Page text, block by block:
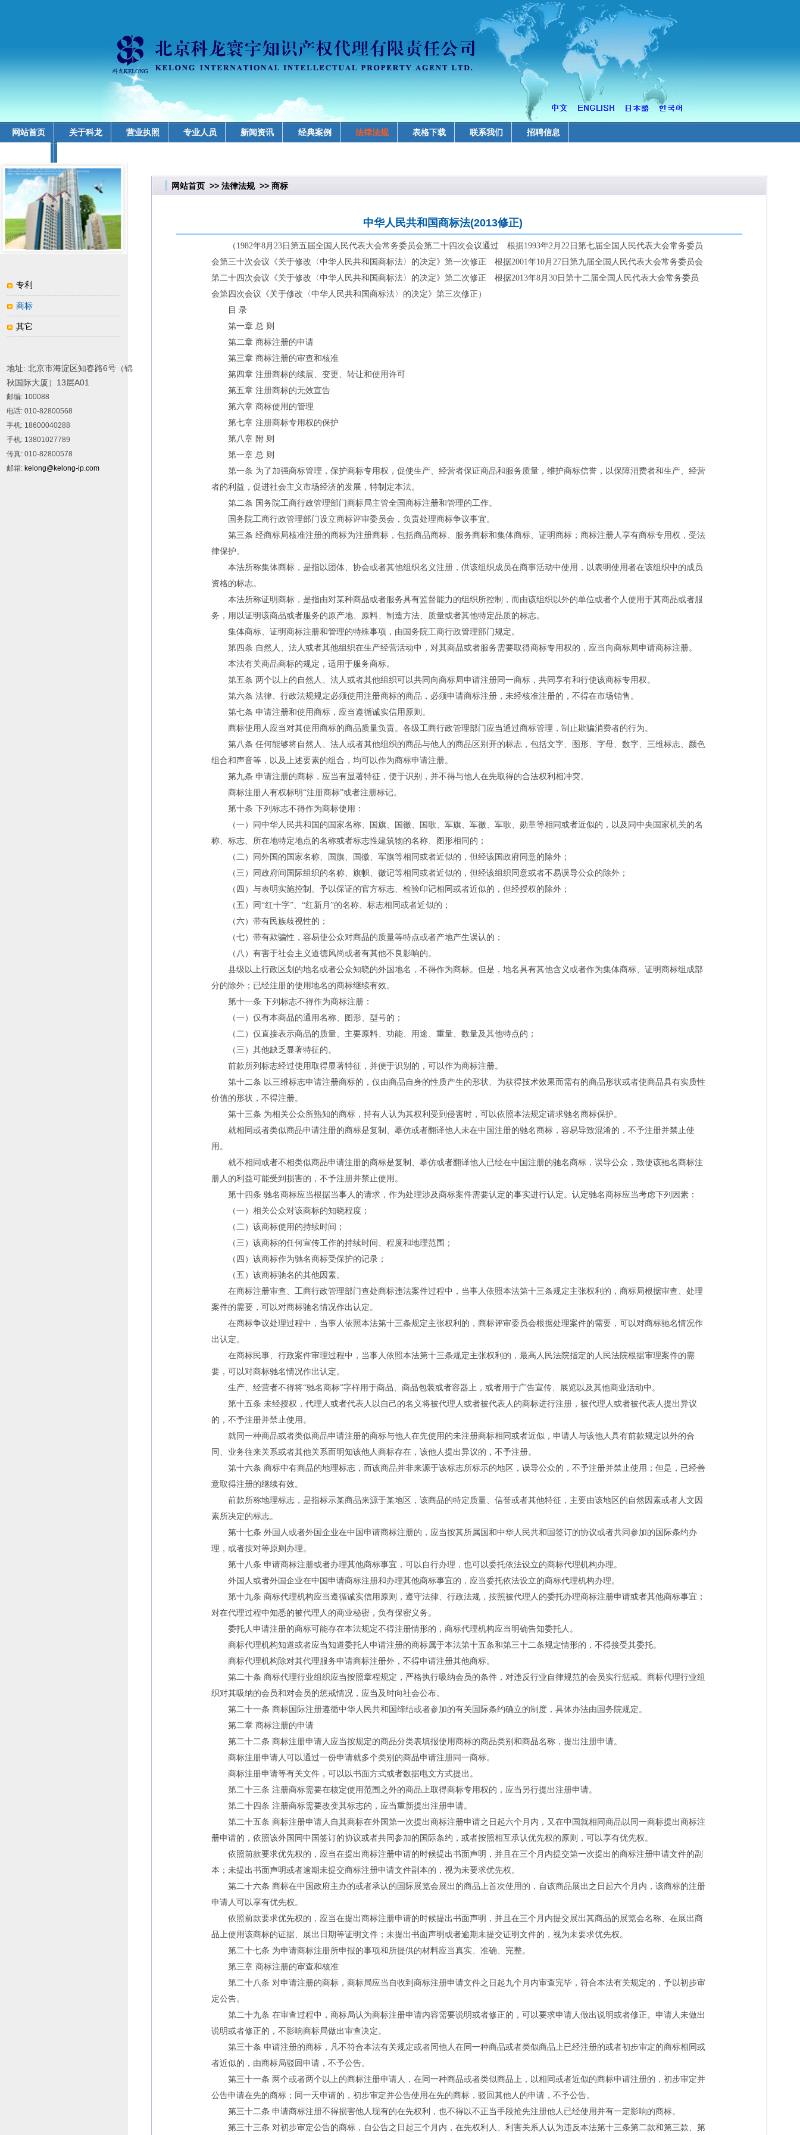
网站首页 关于科龙 营业执照 专业人员 新闻资讯 经典案例 法律法规 表格下载 联系我们 招聘信息
专利
商标
其它
地址: 北京市海淀区知春路6号（锦
秋国际大厦）13层A01
邮编: 100088
电话: 010-82800568
手机: 18600040288
手机: 13801027789
传真: 010-82800578
邮箱: kelong@kelong-ip.com
网站首页 >> 法律法规>> 商标
中华人民共和国商标法(2013修正)
（1982年8月23日第五届全国人民代表大会常务委员会第二十四次会议通过 根据1993年2月22日第七届全国人民代表大会常务委员
会第三十次会议《关于修改〈中华人民共和国商标法〉的决定》第一次修正 根据2001年10月27日第九届全国人民代表大会常务委员会
第二十四次会议《关于修改〈中华人民共和国商标法〉的决定》第二次修正 根据2013年8月30日第十二届全国人民代表大会常务委员
会第四次会议《关于修改〈中华人民共和国商标法〉的决定》第三次修正）
目 录
第一章 总 则
第二章 商标注册的申请
第三章 商标注册的审查和核准
第四章 注册商标的续展、变更、转让和使用许可
第五章 注册商标的无效宣告
第六章 商标使用的管理
第七章 注册商标专用权的保护
第八章 附 则
第一章 总 则
第一条 为了加强商标管理，保护商标专用权，促使生产、经营者保证商品和服务质量，维护商标信誉，以保障消费者和生产、经营
者的利益，促进社会主义市场经济的发展，特制定本法。
第二条 国务院工商行政管理部门商标局主管全国商标注册和管理的工作。
国务院工商行政管理部门设立商标评审委员会，负责处理商标争议事宜。
第三条 经商标局核准注册的商标为注册商标，包括商品商标、服务商标和集体商标、证明商标；商标注册人享有商标专用权，受法
律保护。
本法所称集体商标，是指以团体、协会或者其他组织名义注册，供该组织成员在商事活动中使用，以表明使用者在该组织中的成员
资格的标志。
本法所称证明商标，是指由对某种商品或者服务具有监督能力的组织所控制，而由该组织以外的单位或者个人使用于其商品或者服
务，用以证明该商品或者服务的原产地、原料、制造方法、质量或者其他特定品质的标志。
集体商标、证明商标注册和管理的特殊事项，由国务院工商行政管理部门规定。
第四条 自然人、法人或者其他组织在生产经营活动中，对其商品或者服务需要取得商标专用权的，应当向商标局申请商标注册。
本法有关商品商标的规定，适用于服务商标。
第五条 两个以上的自然人、法人或者其他组织可以共同向商标局申请注册同一商标，共同享有和行使该商标专用权。
第六条 法律、行政法规规定必须使用注册商标的商品，必须申请商标注册，未经核准注册的，不得在市场销售。
第七条 申请注册和使用商标，应当遵循诚实信用原则。
商标使用人应当对其使用商标的商品质量负责。各级工商行政管理部门应当通过商标管理，制止欺骗消费者的行为。
第八条 任何能够将自然人、法人或者其他组织的商品与他人的商品区别开的标志，包括文字、图形、字母、数字、三维标志、颜色
组合和声音等，以及上述要素的组合，均可以作为商标申请注册。
第九条 申请注册的商标，应当有显著特征，便于识别，并不得与他人在先取得的合法权利相冲突。
商标注册人有权标明“注册商标”或者注册标记。
第十条 下列标志不得作为商标使用：
（一）同中华人民共和国的国家名称、国旗、国徽、国歌、军旗、军徽、军歌、勋章等相同或者近似的，以及同中央国家机关的名
称、标志、所在地特定地点的名称或者标志性建筑物的名称、图形相同的；
（二）同外国的国家名称、国旗、国徽、军旗等相同或者近似的，但经该国政府同意的除外；
（三）同政府间国际组织的名称、旗帜、徽记等相同或者近似的，但经该组织同意或者不易误导公众的除外；
（四）与表明实施控制、予以保证的官方标志、检验印记相同或者近似的，但经授权的除外；
（五）同“红十字”、“红新月”的名称、标志相同或者近似的；
（六）带有民族歧视性的；
（七）带有欺骗性，容易使公众对商品的质量等特点或者产地产生误认的；
（八）有害于社会主义道德风尚或者有其他不良影响的。
县级以上行政区划的地名或者公众知晓的外国地名，不得作为商标。但是，地名具有其他含义或者作为集体商标、证明商标组成部
分的除外；已经注册的使用地名的商标继续有效。
第十一条 下列标志不得作为商标注册：
（一）仅有本商品的通用名称、图形、型号的；
（二）仅直接表示商品的质量、主要原料、功能、用途、重量、数量及其他特点的；
（三）其他缺乏显著特征的。
前款所列标志经过使用取得显著特征，并便于识别的，可以作为商标注册。
第十二条 以三维标志申请注册商标的，仅由商品自身的性质产生的形状、为获得技术效果而需有的商品形状或者使商品具有实质性
价值的形状，不得注册。
第十三条 为相关公众所熟知的商标，持有人认为其权利受到侵害时，可以依照本法规定请求驰名商标保护。
就相同或者类似商品申请注册的商标是复制、摹仿或者翻译他人未在中国注册的驰名商标，容易导致混淆的，不予注册并禁止使
用。
就不相同或者不相类似商品申请注册的商标是复制、摹仿或者翻译他人已经在中国注册的驰名商标，误导公众，致使该驰名商标注
册人的利益可能受到损害的，不予注册并禁止使用。
第十四条 驰名商标应当根据当事人的请求，作为处理涉及商标案件需要认定的事实进行认定。认定驰名商标应当考虑下列因素：
（一）相关公众对该商标的知晓程度；
（二）该商标使用的持续时间；
（三）该商标的任何宣传工作的持续时间、程度和地理范围；
（四）该商标作为驰名商标受保护的记录；
（五）该商标驰名的其他因素。
在商标注册审查、工商行政管理部门查处商标违法案件过程中，当事人依照本法第十三条规定主张权利的，商标局根据审查、处理
案件的需要，可以对商标驰名情况作出认定。
在商标争议处理过程中，当事人依照本法第十三条规定主张权利的，商标评审委员会根据处理案件的需要，可以对商标驰名情况作
出认定。
在商标民事、行政案件审理过程中，当事人依照本法第十三条规定主张权利的，最高人民法院指定的人民法院根据审理案件的需
要，可以对商标驰名情况作出认定。
生产、经营者不得将“驰名商标”字样用于商品、商品包装或者容器上，或者用于广告宣传、展览以及其他商业活动中。
第十五条 未经授权，代理人或者代表人以自己的名义将被代理人或者被代表人的商标进行注册，被代理人或者被代表人提出异议
的，不予注册并禁止使用。
就同一种商品或者类似商品申请注册的商标与他人在先使用的未注册商标相同或者近似，申请人与该他人具有前款规定以外的合
同、业务往来关系或者其他关系而明知该他人商标存在，该他人提出异议的，不予注册。
第十六条 商标中有商品的地理标志，而该商品并非来源于该标志所标示的地区，误导公众的，不予注册并禁止使用；但是，已经善
意取得注册的继续有效。
前款所称地理标志，是指标示某商品来源于某地区，该商品的特定质量、信誉或者其他特征，主要由该地区的自然因素或者人文因
素所决定的标志。
第十七条 外国人或者外国企业在中国申请商标注册的，应当按其所属国和中华人民共和国签订的协议或者共同参加的国际条约办
理，或者按对等原则办理。
第十八条 申请商标注册或者办理其他商标事宜，可以自行办理，也可以委托依法设立的商标代理机构办理。
外国人或者外国企业在中国申请商标注册和办理其他商标事宜的，应当委托依法设立的商标代理机构办理。
第十九条 商标代理机构应当遵循诚实信用原则，遵守法律、行政法规，按照被代理人的委托办理商标注册申请或者其他商标事宜；
对在代理过程中知悉的被代理人的商业秘密，负有保密义务。
委托人申请注册的商标可能存在本法规定不得注册情形的，商标代理机构应当明确告知委托人。
商标代理机构知道或者应当知道委托人申请注册的商标属于本法第十五条和第三十二条规定情形的，不得接受其委托。
商标代理机构除对其代理服务申请商标注册外，不得申请注册其他商标。
第二十条 商标代理行业组织应当按照章程规定，严格执行吸纳会员的条件，对违反行业自律规范的会员实行惩戒。商标代理行业组
织对其吸纳的会员和对会员的惩戒情况，应当及时向社会公布。
第二十一条 商标国际注册遵循中华人民共和国缔结或者参加的有关国际条约确立的制度，具体办法由国务院规定。
第二章 商标注册的申请
第二十二条 商标注册申请人应当按规定的商品分类表填报使用商标的商品类别和商品名称，提出注册申请。
商标注册申请人可以通过一份申请就多个类别的商品申请注册同一商标。
商标注册申请等有关文件，可以以书面方式或者数据电文方式提出。
第二十三条 注册商标需要在核定使用范围之外的商品上取得商标专用权的，应当另行提出注册申请。
第二十四条 注册商标需要改变其标志的，应当重新提出注册申请。
第二十五条 商标注册申请人自其商标在外国第一次提出商标注册申请之日起六个月内，又在中国就相同商品以同一商标提出商标注
册申请的，依照该外国同中国签订的协议或者共同参加的国际条约，或者按照相互承认优先权的原则，可以享有优先权。
依照前款要求优先权的，应当在提出商标注册申请的时候提出书面声明，并且在三个月内提交第一次提出的商标注册申请文件的副
本；未提出书面声明或者逾期未提交商标注册申请文件副本的，视为未要求优先权。
第二十六条 商标在中国政府主办的或者承认的国际展览会展出的商品上首次使用的，自该商品展出之日起六个月内，该商标的注册
申请人可以享有优先权。
依照前款要求优先权的，应当在提出商标注册申请的时候提出书面声明，并且在三个月内提交展出其商品的展览会名称、在展出商
品上使用该商标的证据、展出日期等证明文件；未提出书面声明或者逾期未提交证明文件的，视为未要求优先权。
第二十七条 为申请商标注册所申报的事项和所提供的材料应当真实、准确、完整。
第三章 商标注册的审查和核准
第二十八条 对申请注册的商标，商标局应当自收到商标注册申请文件之日起九个月内审查完毕，符合本法有关规定的，予以初步审
定公告。
第二十九条 在审查过程中，商标局认为商标注册申请内容需要说明或者修正的，可以要求申请人做出说明或者修正。申请人未做出
说明或者修正的，不影响商标局做出审查决定。
第三十条 申请注册的商标，凡不符合本法有关规定或者同他人在同一种商品或者类似商品上已经注册的或者初步审定的商标相同或
者近似的，由商标局驳回申请，不予公告。
第三十一条 两个或者两个以上的商标注册申请人，在同一种商品或者类似商品上，以相同或者近似的商标申请注册的，初步审定并
公告申请在先的商标；同一天申请的，初步审定并公告使用在先的商标，驳回其他人的申请，不予公告。
第三十二条 申请商标注册不得损害他人现有的在先权利，也不得以不正当手段抢先注册他人已经使用并有一定影响的商标。
第三十三条 对初步审定公告的商标，自公告之日起三个月内，在先权利人、利害关系人认为违反本法第十三条第二款和第三款、第